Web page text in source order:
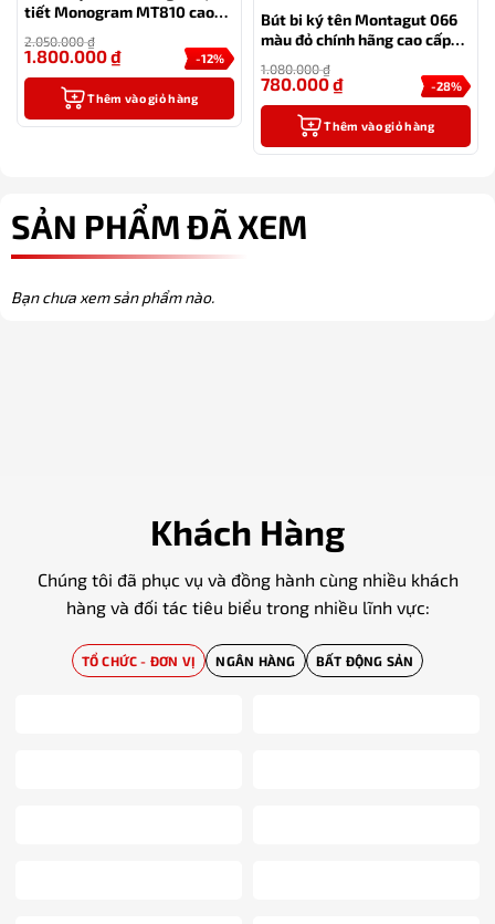
tiết Monogram MT810 cao
2.050.000₫
-12%
1.800.000₫
Thêm vào giỏ hàng
Bút bi ký tên Montagut 066
màu đỏ chính hãng cao cấp
1.080.000₫
-28%
780.000₫
Thêm vào giỏ hàng
SẢN PHẨM ĐÃ XEM
Bạn chưa xem sản phẩm nào.
Khách Hàng
Chúng tôi đã phục vụ và đồng hành cùng nhiều khách
hàng và đối tác tiêu biểu trong nhiều lĩnh vực:
TỔ CHỨC - ĐƠN VỊ NGÂN HÀNG BẤT ĐỘNG SẢN